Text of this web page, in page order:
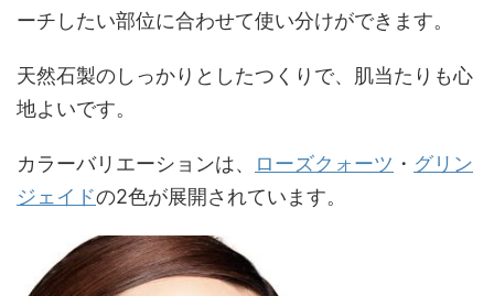
ーチしたい部位に合わせて使い分けができます。
天然石製のしっかりとしたつくりで、肌当たりも心
地よいです。
カラーバリエーションは、 ローズクォーツ ・ グリン
ジェイドの2色が展開されています。